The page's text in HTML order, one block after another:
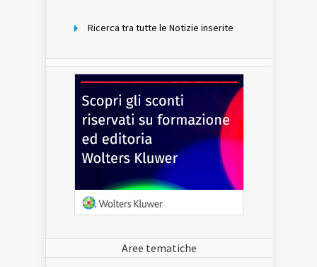
Ricerca tra tutte le Notizie inserite
Aree tematiche